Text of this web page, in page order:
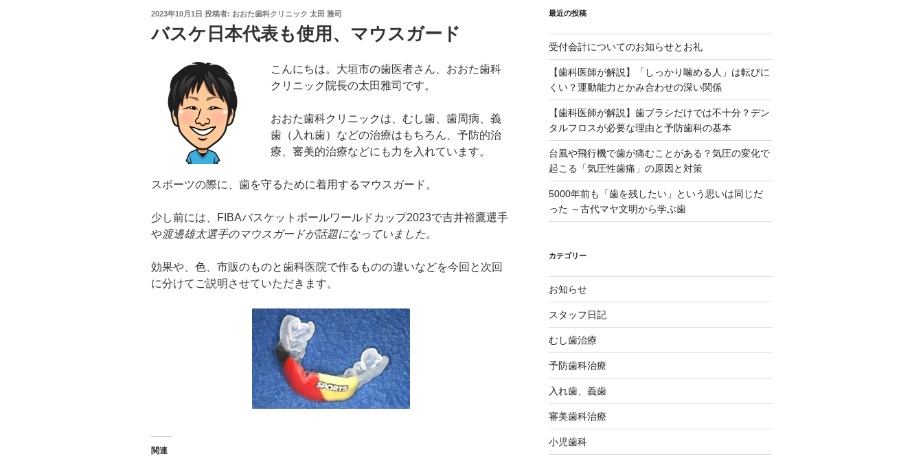
投
日:
2023年10月1日 投稿者: おおた歯科クリニック 太田 雅司
バスケ日本代表も使用、マウスガード
こんにちは。大垣市の歯医者さん、おおた歯科
クリニック院長の太田雅司です。
おおた歯科クリニックは、むし歯、歯周病、義
歯（入れ歯）などの治療はもちろん、予防的治
療、審美的治療などにも力を入れています。
スポーツの際に、歯を守るために着用するマウスガード。
少し前には、FIBAバスケットボールワールドカップ2023で吉井裕鷹選手
や渡邊雄太選手のマウスガードが話題になっていました。
効果や、色、市販のものと歯科医院で作るものの違いなどを今回と次回
に分けてご説明させていただきます。
関連
最近の投稿
受付会計についてのお知らせとお礼
【歯科医師が解説】「しっかり噛める人」は転びに
くい？運動能力とかみ合わせの深い関係
【歯科医師が解説】歯ブラシだけでは不十分？デン
タルフロスが必要な理由と予防歯科の基本
台風や飛行機で歯が痛むことがある？気圧の変化で
起こる「気圧性歯痛」の原因と対策
5000年前も「歯を残したい」という思いは同じだ
った ～古代マヤ文明から学ぶ歯
カテゴリー
お知らせ
スタッフ日記
むし歯治療
予防歯科治療
入れ歯、義歯
審美歯科治療
小児歯科